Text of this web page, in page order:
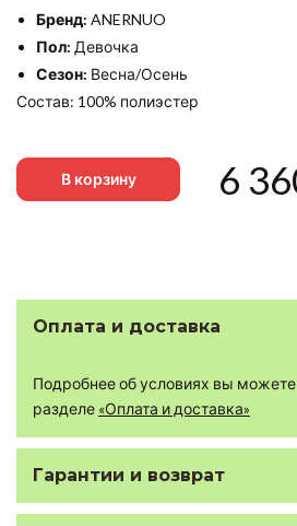
Бренд: ANERNUO
Пол: Девочка
Сезон: Весна/Осень
Состав: 100% полиэстер
В корзину 6
Оплата и доставка
Подробнее об условиях вы можете
разделе «Оплата и доставка»
Гарантии и возврат